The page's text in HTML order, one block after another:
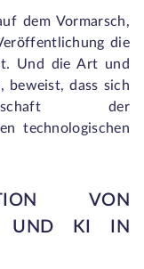
dem Vormarsch,
die
Und die Art und
beweist, dass sich
der
technologischen
VON
UND KI IN